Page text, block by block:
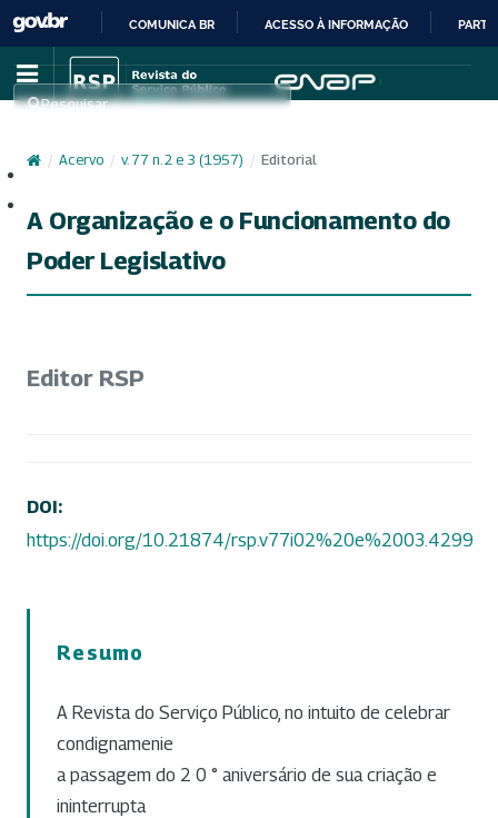
IR
PARA
CONTEÚDO
COMUNICA BR ACESSO À INFORMAÇÃO
Pesquisar
/ Acervo / v. 77 n. 2 e 3 (1957) / Editorial
A Organização e o Funcionamento do
Poder Legislativo
Editor RSP
DOI:
https://doi.org/10.21874/rsp.v77i02%20e%2003.4299
Resumo
A Revista do Serviço Público, no intuito de celebrar
condignamenie
a passagem do 2 0 ° aniversário de sua criação e
ininterrupta